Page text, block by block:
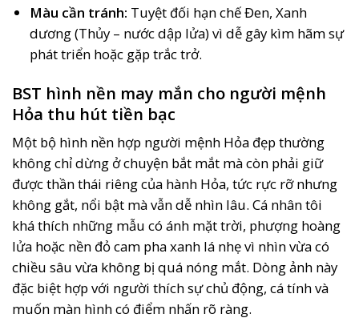
Màu cần tránh: Tuyệt đối hạn chế Đen, Xanh
dương (Thủy – nước dập lửa) vì dễ gây kìm hãm sự
phát triển hoặc gặp trắc trở.
BST hình nền may mắn cho người mệnh
Hỏa thu hút tiền bạc
Một bộ hình nền hợp người mệnh Hỏa đẹp thường
không chỉ dừng ở chuyện bắt mắt mà còn phải giữ
được thần thái riêng của hành Hỏa, tức rực rỡ nhưng
không gắt, nổi bật mà vẫn dễ nhìn lâu. Cá nhân tôi
khá thích những mẫu có ánh mặt trời, phượng hoàng
lửa hoặc nền đỏ cam pha xanh lá nhẹ vì nhìn vừa có
chiều sâu vừa không bị quá nóng mắt. Dòng ảnh này
đặc biệt hợp với người thích sự chủ động, cá tính và
muốn màn hình có điểm nhấn rõ ràng.